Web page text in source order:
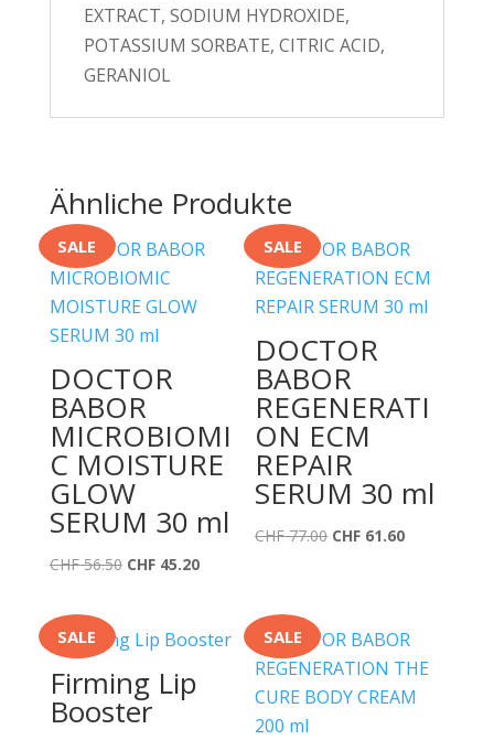
EXTRACT, SODIUM HYDROXIDE,
POTASSIUM SORBATE, CITRIC ACID,
GERANIOL
Ähnliche Produkte
SALE
DOCTOR
BABOR
MICROBIOMI
C MOISTURE
GLOW
SERUM 30 ml
CHF56.50 Ursprünglicher
CHF 56.50
CHF45.20Aktueller
CHF 45.20.
SALE
DOCTOR
BABOR
REGENERATI
ON ECM
REPAIR
SERUM 30 ml
CHF77.00 Ursprünglicher
CHF 61.60Aktueller
SALE
Firming Lip
Booster
SALE